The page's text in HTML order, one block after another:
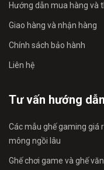
Hướng dẫn mua hàng và
Giao hàng và nhận hàng
Chính sách bảo hành
Liên hệ
Tư vấn hướng dẫn
Các mẫu ghế gaming giá
mông ngồi lâu
Ghế chơi game và ghế